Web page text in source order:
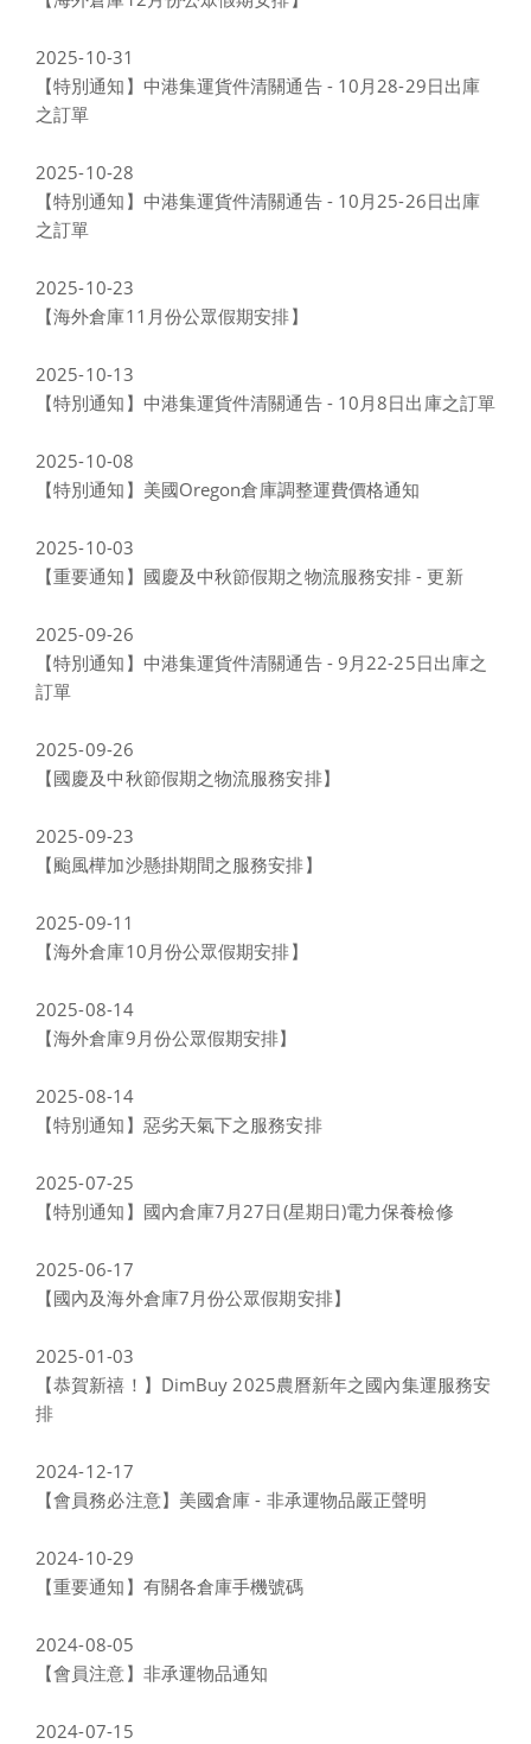
2025-10-31
【特別通知】中港集運貨件清關通告 - 10月28-29日出庫
之訂單
2025-10-28
【特別通知】中港集運貨件清關通告 - 10月25-26日出庫
之訂單
2025-10-23
【海外倉庫11月份公眾假期安排】
2025-10-13
【特別通知】中港集運貨件清關通告 - 10月8日出庫之訂單
2025-10-08
【特別通知】美國Oregon倉庫調整運費價格通知
2025-10-03
【重要通知】國慶及中秋節假期之物流服務安排 - 更新
2025-09-26
【特別通知】中港集運貨件清關通告 - 9月22-25日出庫之
訂單
2025-09-26
【國慶及中秋節假期之物流服務安排】
2025-09-23
【颱風樺加沙懸掛期間之服務安排】
2025-09-11
【海外倉庫10月份公眾假期安排】
2025-08-14
【海外倉庫9月份公眾假期安排】
2025-08-14
【特別通知】惡劣天氣下之服務安排
2025-07-25
【特別通知】國內倉庫7月27日(星期日)電力保養檢修
2025-06-17
【國內及海外倉庫7月份公眾假期安排】
2025-01-03
【恭賀新禧！】DimBuy 2025農曆新年之國內集運服務安
排
2024-12-17
【會員務必注意】美國倉庫 - 非承運物品嚴正聲明
2024-10-29
【重要通知】有關各倉庫手機號碼
2024-08-05
【會員注意】非承運物品通知
2024-07-15